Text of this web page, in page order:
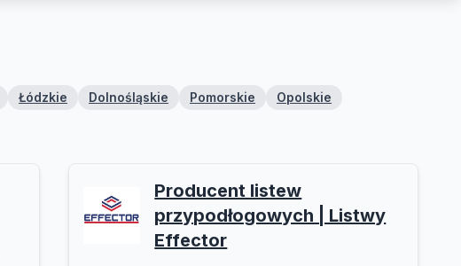
Łódzkie Dolnośląskie Pomorskie
Opolskie
Producent listew
przypodłogowych | Listwy
Effector